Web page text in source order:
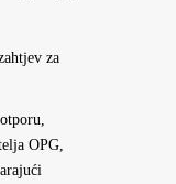
za
OPG,